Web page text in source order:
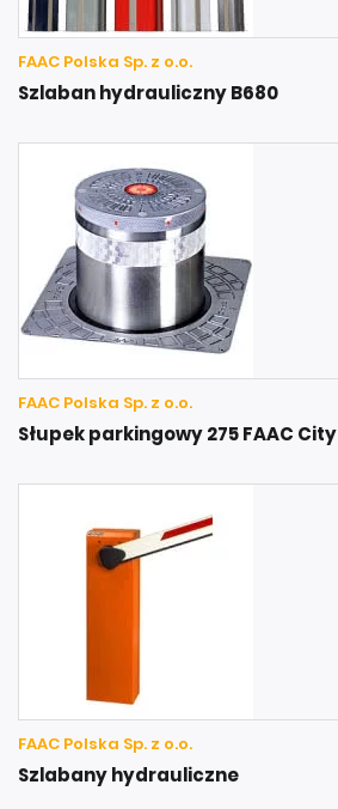
FAAC Polska Sp. z o.o.
Szlaban hydrauliczny B680
FAAC Polska Sp. z o.o.
Słupek parkingowy 275 FAAC City
FAAC Polska Sp. z o.o.
Szlabany hydrauliczne